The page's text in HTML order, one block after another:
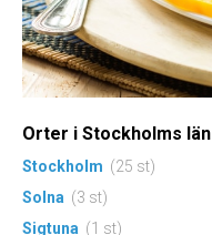
Orter i Stockholms län
Stockholm (25 st)
Solna (3 st)
Sigtuna (1 st)